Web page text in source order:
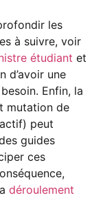
les
à suivre, voir
étudiant et
d’avoir une
Enfin, la
mutation de
peut
guides
ces
déroulement